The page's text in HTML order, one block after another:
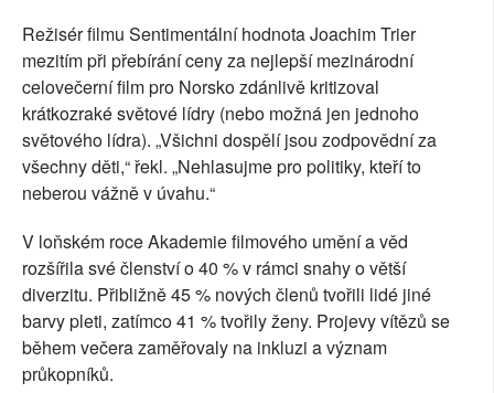
Režisér filmu Sentimentální hodnota Joachim Trier
mezitím při přebírání ceny za nejlepší mezinárodní
celovečerní film pro Norsko zdánlivě kritizoval
krátkozraké světové lídry (nebo možná jen jednoho
světového lídra). „Všichni dospělí jsou zodpovědní za
všechny děti,“ řekl. „Nehlasujme pro politiky, kteří to
neberou vážně v úvahu.“
V loňském roce Akademie filmového umění a věd
rozšířila své členství o 40 % v rámci snahy o větší
diverzitu. Přibližně 45 % nových členů tvořili lidé jiné
barvy pleti, zatímco 41 % tvořily ženy. Projevy vítězů se
během večera zaměřovaly na inkluzi a význam
průkopníků.